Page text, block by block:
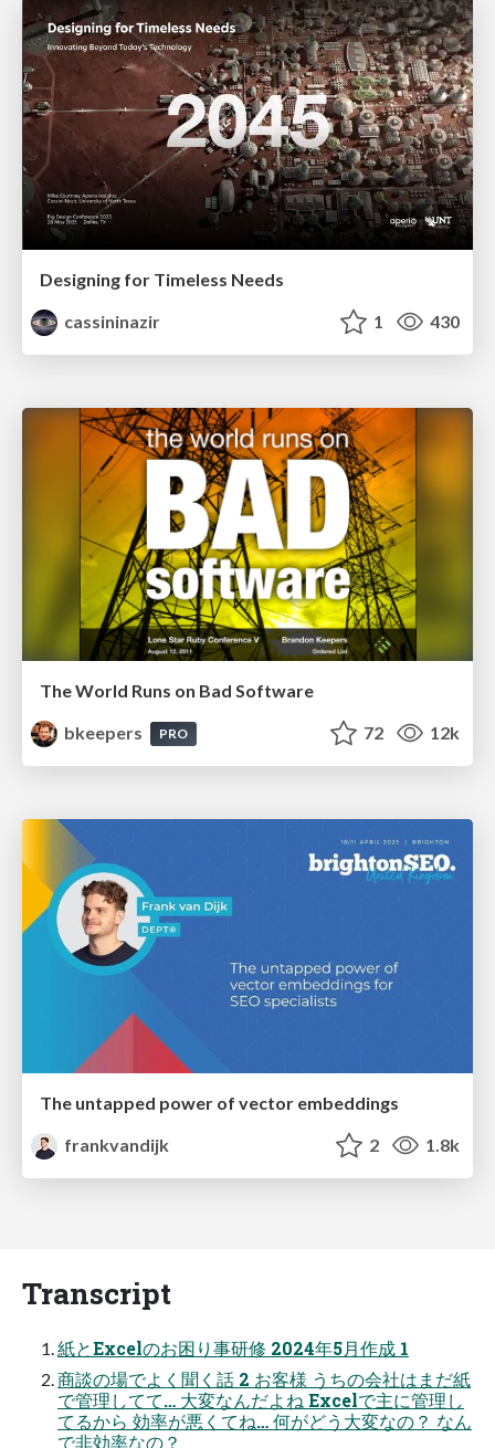
Designing for Timeless Needs
cassininazir
1 430
The World Runs on Bad Software
bkeepers
PRO 72 12k
The untapped power of vector embeddings
frankvandijk
2 1.8k
Transcript
紙とExcelのお困り事研修 2024年5月作成 1
商談の場でよく聞く話 2 お客様 うちの会社はまだ紙
で管理してて… 大変なんだよね Excelで主に管理し
てるから 効率が悪くてね… 何がどう大変なの？ なん
で非効率なの？